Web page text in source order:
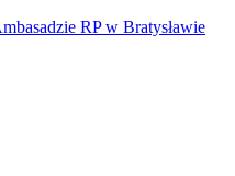
RP w Bratysławie